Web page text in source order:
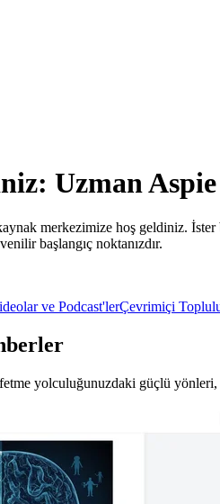
Uzman
merkezimize hoş geldiniz.
başlangıç noktanızdır.
ve Podcast'lerÇevrimiçi
yolculuğunuzdaki güçlü yönleri,